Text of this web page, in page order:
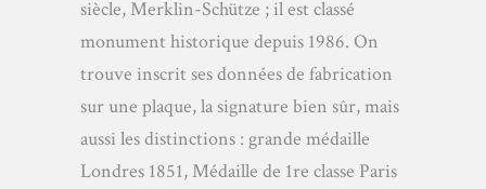
siècle, Merklin-Schütze ; il est classé
monument historique depuis 1986. On
trouve inscrit ses données de fabrication
sur une plaque, la signature bien sûr, mais
aussi les distinctions : grande médaille
Londres 1851, Médaille de 1re classe Paris